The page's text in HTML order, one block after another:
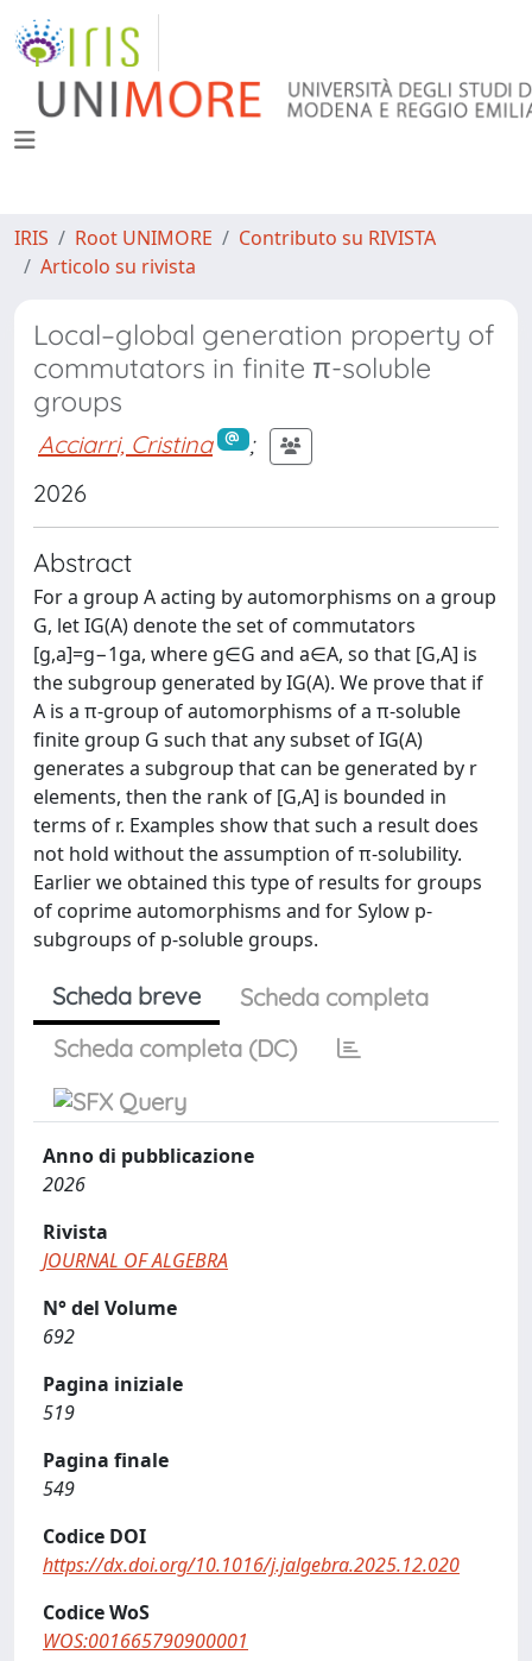
IRIS Root UNIMORE
Contributo su RIVISTA
Articolo su rivista
Local–global generation property of
commutators in finite π-soluble
groups
Acciarri, Cristina
;
2026
Abstract
For a group A acting by automorphisms on a group
G, let IG(A) denote the set of commutators
[g,a]=g−1ga, where g∈G and a∈A, so that [G,A] is
the subgroup generated by IG(A). We prove that if
A is a π-group of automorphisms of a π-soluble
finite group G such that any subset of IG(A)
generates a subgroup that can be generated by r
elements, then the rank of [G,A] is bounded in
terms of r. Examples show that such a result does
not hold without the assumption of π-solubility.
Earlier we obtained this type of results for groups
of coprime automorphisms and for Sylow p-
subgroups of p-soluble groups.
Scheda breve
Scheda completa
Scheda completa (DC)
Anno di pubblicazione
2026
Rivista
JOURNAL OF ALGEBRA
N° del Volume
692
Pagina iniziale
519
Pagina finale
549
Codice DOI
https://dx.doi.org/10.1016/j.jalgebra.2025.12.020
Codice WoS
WOS:001665790900001